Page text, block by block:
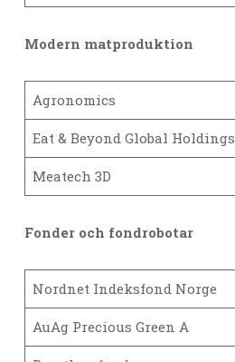
Modern matproduktion
Agronomics
Eat & Beyond Global Holdings
Meatech 3D
Fonder och fondrobotar
Nordnet Indeksfond Norge
AuAg Precious Green A